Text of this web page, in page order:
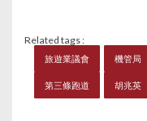
Related tags :
旅遊業議會 機管局
第三條跑道 胡兆英